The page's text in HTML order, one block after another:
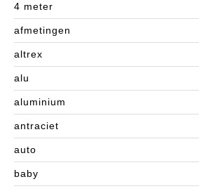
4 meter
afmetingen
altrex
alu
aluminium
antraciet
auto
baby